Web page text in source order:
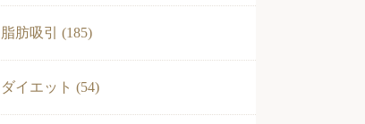
脂肪吸引 (185)
ダイエット (54)